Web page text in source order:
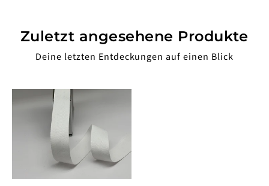
Zuletzt angesehene Produkte
Deine letzten Entdeckungen auf einen Blick